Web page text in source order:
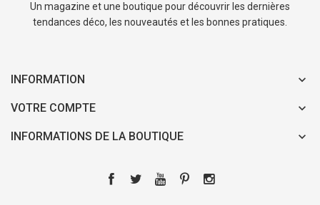
Un magazine et une boutique pour découvrir les dernières
tendances déco, les nouveautés et les bonnes pratiques.
INFORMATION
VOTRE COMPTE
INFORMATIONS DE LA BOUTIQUE